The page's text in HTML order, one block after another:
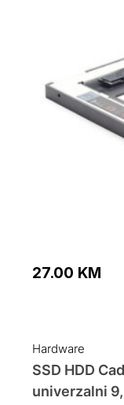
27.00 KM
Hardware
SSD HDD
univerzalni